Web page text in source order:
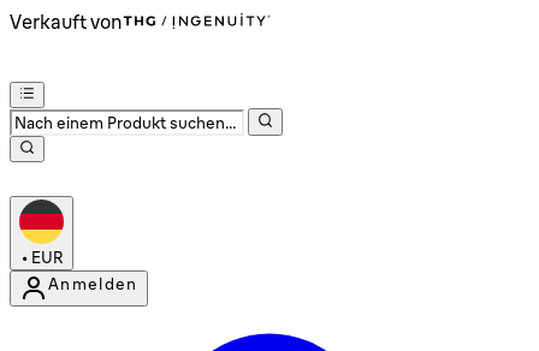
Verkauft von
• EUR
Anmelden